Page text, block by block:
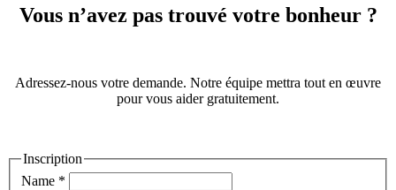
Vous n’avez pas trouvé votre bonheur ?
Adressez-nous votre demande. Notre équipe mettra tout en œuvre
pour vous aider gratuitement.
Inscription
Name *